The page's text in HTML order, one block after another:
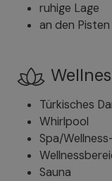
ruhige Lage
an den
Türkisches
Whirlpool
Spa/
Sauna